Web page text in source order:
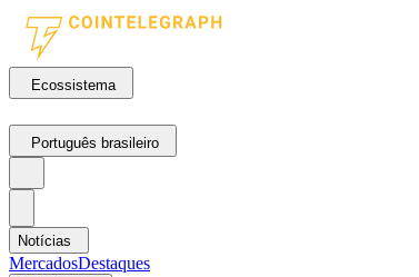
Ecossistema
Português brasileiro
Notícias
MercadosDestaques